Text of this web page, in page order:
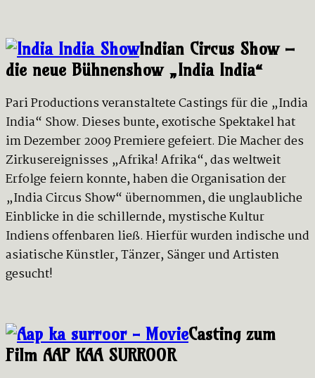
Indian Circus Show –
die neue Bühnenshow „India India“
Pari Productions veranstaltete Castings für die „India
India“ Show. Dieses bunte, exotische Spektakel hat
im Dezember 2009 Premiere gefeiert. Die Macher des
Zirkusereignisses „Afrika! Afrika“, das weltweit
Erfolge feiern konnte, haben die Organisation der
„India Circus Show“ übernommen, die unglaubliche
Einblicke in die schillernde, mystische Kultur
Indiens offenbaren ließ. Hierfür wurden indische und
asiatische Künstler, Tänzer, Sänger und Artisten
gesucht!
Casting zum
Film AAP KAA SURROOR